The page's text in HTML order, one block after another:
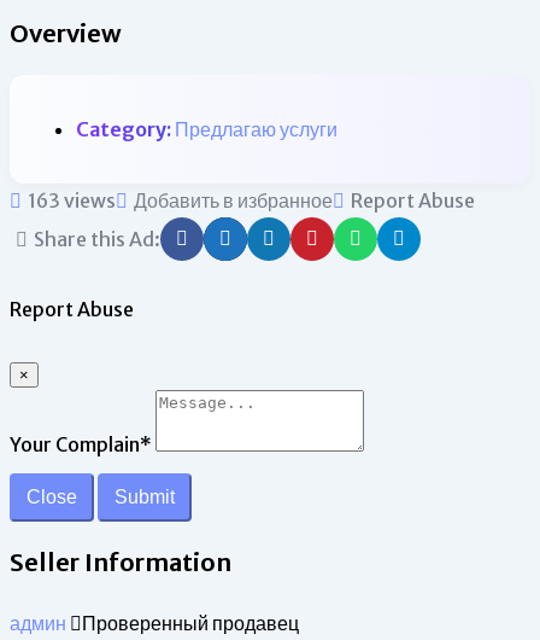
Overview
Category: Предлагаю услуги
163 views Добавить в избранное
Report Abuse
Share this Ad:
Report Abuse
×
Your Complain*
Close Submit
Seller Information
админ Проверенный продавец